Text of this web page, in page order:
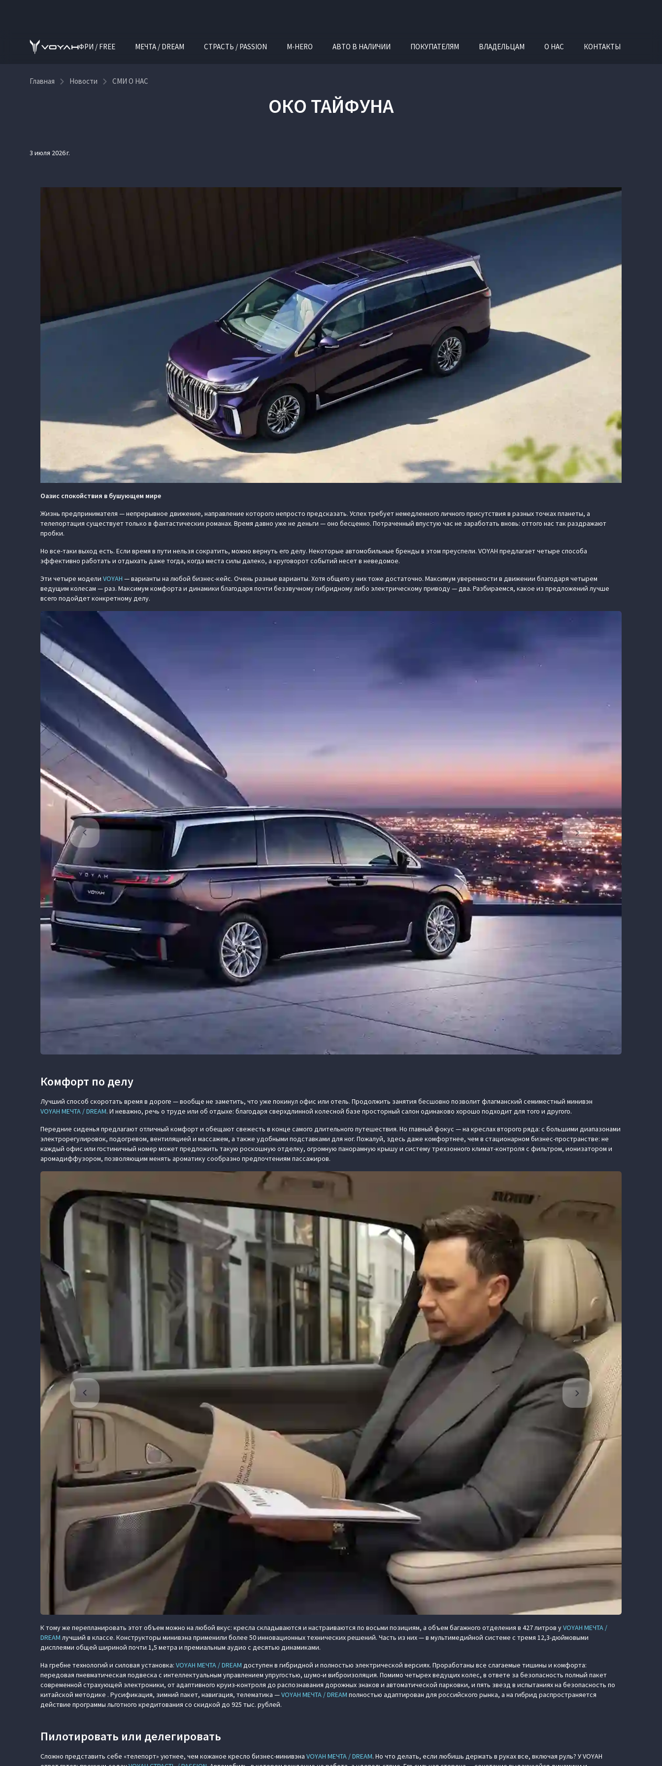
ФРИ / FREE МЕЧТА / DREAM СТРАСТЬ / PASSION M-HERO АВТО В НАЛИЧИИ ПОКУПАТЕЛЯМ ВЛАДЕЛЬЦАМ О НАС КОНТАКТЫ
Главная Новости СМИ О НАС
ОКО ТАЙФУНА
3 июля 2026 г.
Оазис спокойствия в бушующем мире
Жизнь предпринимателя — непрерывное движение, направление которого непросто предсказать. Успех требует немедленного личного присутствия в разных точках планеты, а
телепортация существует только в фантастических романах. Время давно уже не деньги — оно бесценно. Потраченный впустую час не заработать вновь: оттого нас так раздражают
пробки.
Но все-таки выход есть. Если время в пути нельзя сократить, можно вернуть его делу. Некоторые автомобильные бренды в этом преуспели. VOYAH предлагает четыре способа
эффективно работать и отдыхать даже тогда, когда места силы далеко, а круговорот событий несет в неведомое.
Эти четыре модели VOYAH — варианты на любой бизнес-кейс. Очень разные варианты. Хотя общего у них тоже достаточно. Максимум уверенности в движении благодаря четырем
ведущим колесам — раз. Максимум комфорта и динамики благодаря почти беззвучному гибридному либо электрическому приводу — два. Разбираемся, какое из предложений лучше
всего подойдет конкретному делу.
Комфорт по делу
Лучший способ скоротать время в дороге — вообще не заметить, что уже покинул офис или отель. Продолжить занятия бесшовно позволит флагманский семиместный минивэн
VOYAH МЕЧТА / DREAM. И неважно, речь о труде или об отдыхе: благодаря сверхдлинной колесной базе просторный салон одинаково хорошо подходит для того и другого.
Передние сиденья предлагают отличный комфорт и обещают свежесть в конце самого длительного путешествия. Но главный фокус — на креслах второго ряда: с большими диапазонами
электрорегулировок, подогревом, вентиляцией и массажем, а также удобными подставками для ног. Пожалуй, здесь даже комфортнее, чем в стационарном бизнес-пространстве: не
каждый офис или гостиничный номер может предложить такую роскошную отделку, огромную панорамную крышу и систему трехзонного климат-контроля с фильтром, ионизатором и
аромадиффузором, позволяющим менять ароматику сообразно предпочтениям пассажиров.
К тому же перепланировать этот объем можно на любой вкус: кресла складываются и настраиваются по восьми позициям, а объем багажного отделения в 427 литров уVOYAH МЕЧТА /
DREAM лучший в классе. Конструкторы минивэна применили более 50 инновационных технических решений. Часть из них — в мультимедийной системе с тремя 12,3-дюймовыми
дисплеями общей шириной почти 1,5 метра и премиальным аудио с десятью динамиками.
На гребне технологий и силовая установка: VOYAH МЕЧТА / DREAM доступен в гибридной и полностью электрической версиях. Проработаны все слагаемые тишины и комфорта:
передовая пневматическая подвеска с интеллектуальным управлением упругостью, шумо-и виброизоляция. Помимо четырех ведущих колес, в ответе за безопасность полный пакет
современной страхующей электроники, от адаптивного круиз-контроля до распознавания дорожных знаков и автоматической парковки, и пять звезд в испытаниях на безопасность по
китайской методике . Русификация, зимний пакет, навигация, телематика —VOYAH МЕЧТА / DREAM полностью адаптирован для российского рынка, а на гибрид распространяется
действие программы льготного кредитования со скидкой до 925 тыс. рублей.
Пилотировать или делегировать
Сложно представить себе «телепорт» уютнее, чем кожаное кресло бизнес-минивэна VOYAH МЕЧТА / DREAM. Но что делать, если любишь держать в руках все, включая руль? У VOYAH